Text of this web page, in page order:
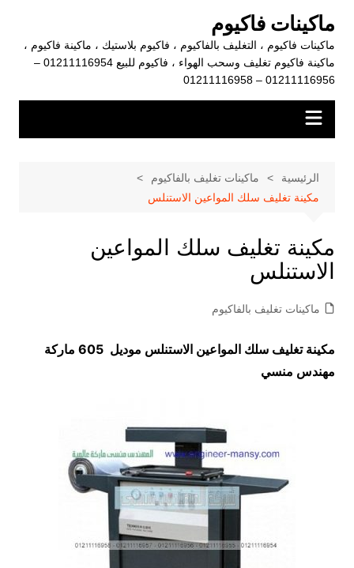
المحتوى
ماكينات فاكيوم
ماكينات فاكيوم ، التغليف بالفاكيوم ، فاكيوم بلاستيك ، ماكينة فاكيوم ،
ماكينة فاكيوم تغليف وسحب الهواء ، فاكيوم للبيع 01211116954 –
01211116956 – 01211116958
الرئيسية
ماكينات تغليف بالفاكيوم
مكينة تغليف سلك المواعين الاستنلس
مكينة تغليف سلك المواعين
الاستنلس
ماكينات تغليف بالفاكيوم
مكينة تغليف سلك المواعين الاستنلس موديل 605 ماركة
مهندس منسي